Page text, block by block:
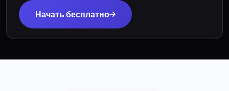
Начать бесплатно